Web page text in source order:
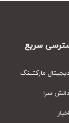
سریع
مارکتینگ
سرا